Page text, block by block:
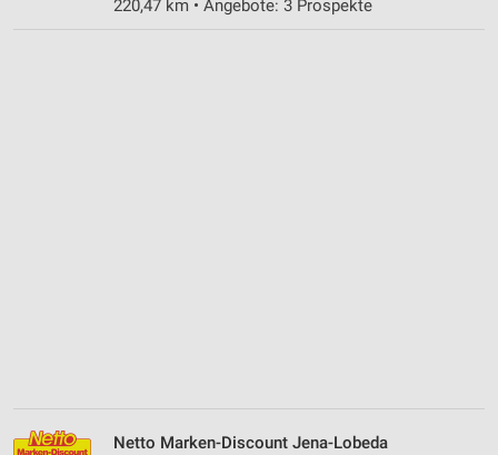
220,47 km • Angebote: 3 Prospekte
Netto Marken-Discount Jena-Lobeda